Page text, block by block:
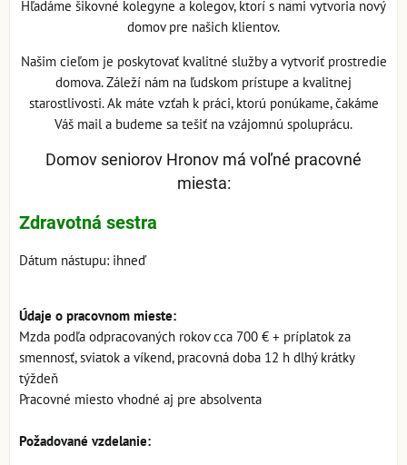
Hľadáme šikovné kolegyne a kolegov, ktorí s nami vytvoria nový
domov pre našich klientov.
Našim cieľom je poskytovať kvalitné služby a vytvoriť prostredie
domova. Záleží nám na ľudskom prístupe a kvalitnej
starostlivosti. Ak máte vzťah k práci, ktorú ponúkame, čakáme
Váš mail a budeme sa tešiť na vzájomnú spoluprácu.
Domov seniorov Hronov má voľné pracovné
miesta:
Zdravotná sestra
Dátum nástupu: ihneď
Údaje o pracovnom mieste:
Mzda podľa odpracovaných rokov cca 700 € + príplatok za
smennosť, sviatok a víkend, pracovná doba 12 h dlhý krátky
týždeň
Pracovné miesto vhodné aj pre absolventa
Požadované vzdelanie: